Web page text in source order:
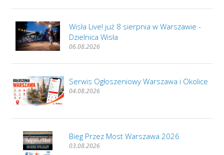
Wisła Live! już 8 sierpnia w Warszawie -
Dzielnica Wisła
06.08.2026
Serwis Ogłoszeniowy Warszawa i Okolice
04.08.2026
Bieg Przez Most Warszawa 2026
03.08.2026